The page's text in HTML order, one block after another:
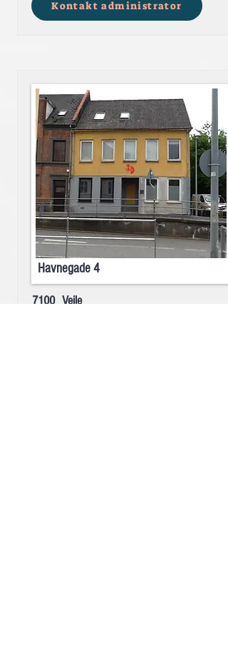
Kontakt administrator
Havnegade 4
7100 Vejle